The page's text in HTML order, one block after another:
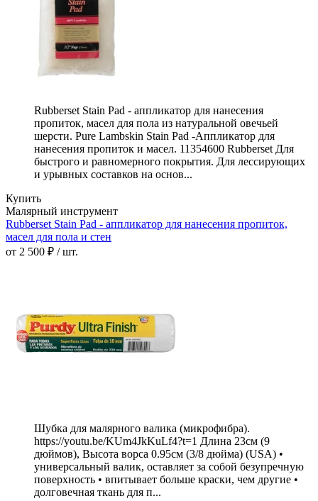
Rubberset Stain Pad - аппликатор для нанесения
пропиток, масел для пола из натуральной овечьей
шерсти. Pure Lambskin Stain Pad -Аппликатор для
нанесения пропиток и масел. 11354600 Rubberset Для
быстрого и равномерного покрытия. Для лессирующих
и урывных составков на основ...
Купить
Малярный инструмент
Rubberset Stain Pad - аппликатор для нанесения пропиток,
масел для пола и стен
от 2 500 ₽ / шт.
Шубка для малярного валика (микрофибра).
https://youtu.be/KUm4JkKuLf4?t=1 Длина 23см (9
дюймов), Высота ворса 0.95см (3/8 дюйма) (USA) •
универсальный валик, оставляет за собой безупречную
поверхность • впитывает больше краски, чем другие •
долговечная ткань для п...